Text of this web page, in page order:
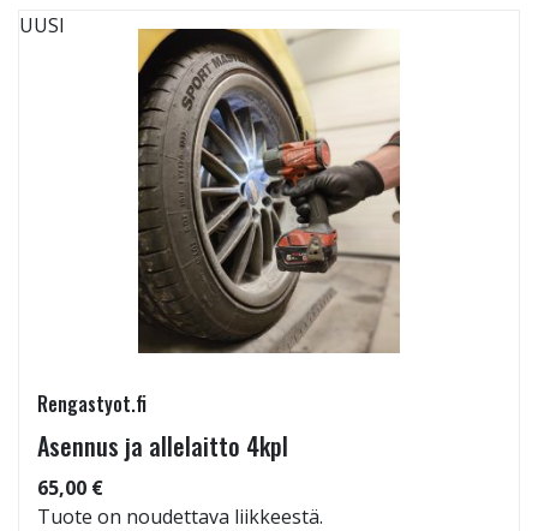
UUSI
Rengastyot.fi
Asennus ja allelaitto 4kpl
65,00 €
Tuote on noudettava liikkeestä.